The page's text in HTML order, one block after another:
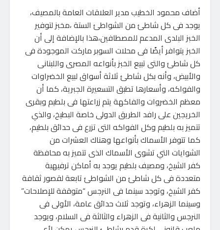
أضاف محمود الخطيب مدير العلاقات العامة بالمصيف،
يوجد فى كل شاطئ من الشواطئ الستة ،مخبز لتوفير
الخبز البلدى المدعم للمصطافين،هذا بالإضافة إلى أن
الخبز يتوافر أيضًا فى محلات السوبر ماركت الموجودة فى
كل شاطئ والتى تبيع الخبز بأنواعه المصرى واللبنانى
والأبيض، وأنه بكل شاطئ ثلاثة أسواق لبيع الخضراوات
والفواكه، وأسعارها تطبق التسعيرة الجبرية، كما أن
معظم الخضروات والفاكهة يتم زراعتها فى بلطيم وبقرى
الخريجين على رافد الطريق الدولى خاصة البطيخ، والذي
تتميز به بلطيم وكل الفواكه التى تزرع فى حدائق بلطيم،
كما تتوفر الأسماك بأنواعها وهناك العشرات من
الشوايات التي تشوى الأسماك الذى تتميز به محافظة
كفر الشيخ، ومصيف بلطيم يوجد به أماكن ترفيهية
متعددة فى كل شاطئ من الشواطئ تابعة لقصور ثقافة
كفر الشيخ، وتوجد سينما فى النرجس “متوقفة للإصلاحات”
وسينما الزهراء، وتوجد ثلاث حدائق عامة، الأولى فى
النرجس والثانية فى الزهراء والثالثة فى السلام، ويوجد